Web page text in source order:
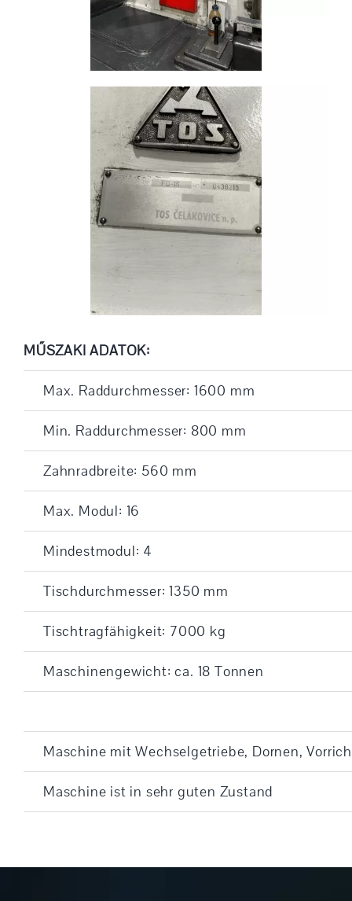
MŰSZAKI ADATOK:
Max. Raddurchmesser: 1600 mm
Min. Raddurchmesser: 800 mm
Zahnradbreite: 560 mm
Max. Modul: 16
Mindestmodul: 4
Tischdurchmesser: 1350 mm
Tischtragfähigkeit: 7000 kg
Maschinengewicht: ca. 18 Tonnen
Maschine mit Wechselgetriebe, Dornen,
Maschine ist in sehr guten Zustand